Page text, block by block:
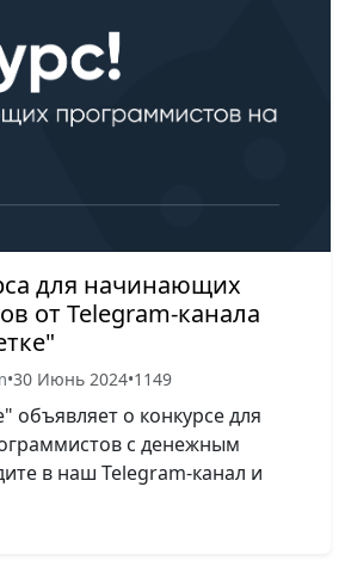
для начинающих
от Telegram-канала
•30 Июнь 2024•1149
объявляет о конкурсе для
с денежным
в наш Telegram-канал и